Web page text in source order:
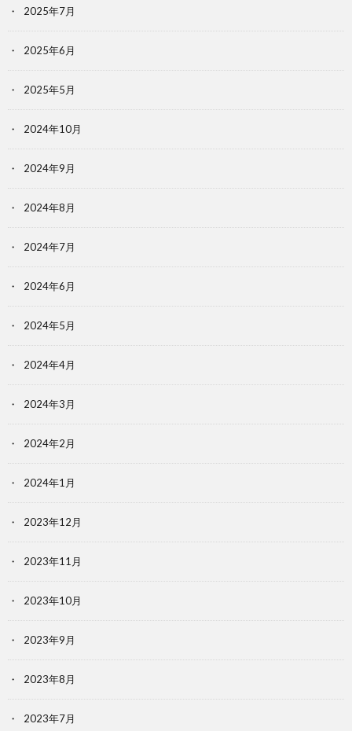
2025年7月
2025年6月
2025年5月
2024年10月
2024年9月
2024年8月
2024年7月
2024年6月
2024年5月
2024年4月
2024年3月
2024年2月
2024年1月
2023年12月
2023年11月
2023年10月
2023年9月
2023年8月
2023年7月